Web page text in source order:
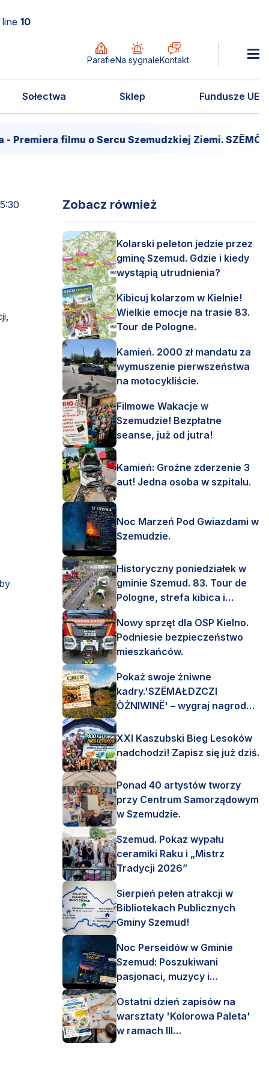
10
ParafieNa sygnaleKontakt
Sołectwa Sklep Fundusze UE
filmu o Sercu Szemudzkiej Ziemi. SZËMÔŁD –
Zobacz również
Kolarski peleton jedzie przez
gminę Szemud. Gdzie i kiedy
wystąpią utrudnienia?
Kibicuj kolarzom w Kielnie!
Wielkie emocje na trasie 83.
Tour de Pologne.
Kamień. 2000 zł mandatu za
wymuszenie pierwszeństwa
na motocykliście.
Filmowe Wakacje w
Szemudzie! Bezpłatne
seanse, już od jutra!
Kamień: Groźne zderzenie 3
aut! Jedna osoba w szpitalu.
Noc Marzeń Pod Gwiazdami w
Szemudzie.
Historyczny poniedziałek w
gminie Szemud. 83. Tour de
Pologne, strefa kibica i
Nowy sprzęt dla OSP Kielno.
Podniesie bezpieczeństwo
mieszkańców.
Pokaż swoje żniwne
kadry.'SZËMAŁDZCZI
ÒŻNIWINË' – wygraj nagrody
XXI Kaszubski Bieg Lesoków
nadchodzi! Zapisz się już dziś.
Ponad 40 artystów tworzy
przy Centrum Samorządowym
w Szemudzie.
Szemud. Pokaz wypału
ceramiki Raku i „Mistrz
Tradycji 2026”
Sierpień pełen atrakcji w
Bibliotekach Publicznych
Gminy Szemud!
Noc Perseidów w Gminie
Szemud: Poszukiwani
pasjonaci, muzycy i
Ostatni dzień zapisów na
warsztaty 'Kolorowa Paleta'
w ramach III